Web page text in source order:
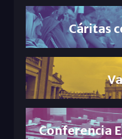
Cáritas
Conferencia